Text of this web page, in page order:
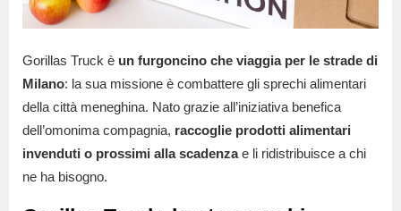
Gorillas Truck è un furgoncino che viaggia per le strade di
Milano: la sua missione è combattere gli sprechi alimentari
della città meneghina. Nato grazie all’iniziativa benefica
dell’omonima compagnia, raccoglie prodotti alimentari
invenduti o prossimi alla scadenzae li ridistribuisce a chi
ne ha bisogno.